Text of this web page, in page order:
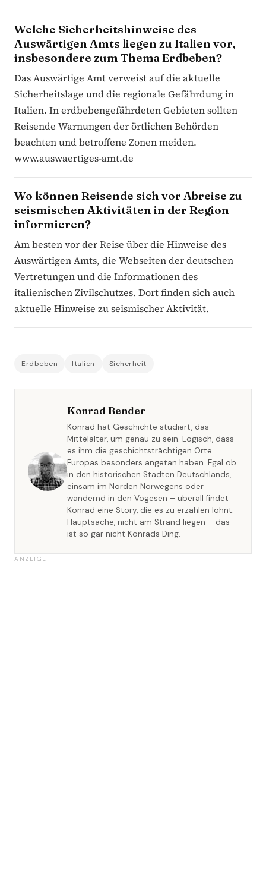
Welche Sicherheitshinweise des
Auswärtigen Amts liegen zu Italien vor,
insbesondere zum Thema Erdbeben?
Das Auswärtige Amt verweist auf die aktuelle
Sicherheitslage und die regionale Gefährdung in
Italien. In erdbebengefährdeten Gebieten sollten
Reisende Warnungen der örtlichen Behörden
beachten und betroffene Zonen meiden.
www.auswaertiges-amt.de
Wo können Reisende sich vor Abreise zu
seismischen Aktivitäten in der Region
informieren?
Am besten vor der Reise über die Hinweise des
Auswärtigen Amts, die Webseiten der deutschen
Vertretungen und die Informationen des
italienischen Zivilschutzes. Dort finden sich auch
aktuelle Hinweise zu seismischer Aktivität.
Erdbeben Italien Sicherheit
Konrad Bender
Konrad hat Geschichte studiert, das
Mittelalter, um genau zu sein. Logisch, dass
es ihm die geschichtsträchtigen Orte
Europas besonders angetan haben. Egal ob
in den historischen Städten Deutschlands,
einsam im Norden Norwegens oder
wandernd in den Vogesen – überall findet
Konrad eine Story, die es zu erzählen lohnt.
Hauptsache, nicht am Strand liegen – das
ist so gar nicht Konrads Ding.
ANZEIGE